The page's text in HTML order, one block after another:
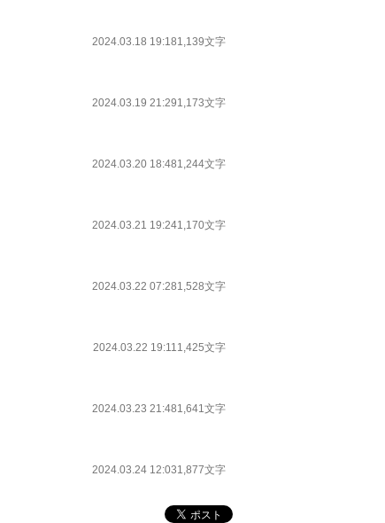
2024.03.18 19:181,139文字
2024.03.19 21:291,173文字
2024.03.20 18:481,244文字
2024.03.21 19:241,170文字
2024.03.22 07:281,528文字
2024.03.22 19:111,425文字
2024.03.23 21:481,641文字
2024.03.24 12:031,877文字